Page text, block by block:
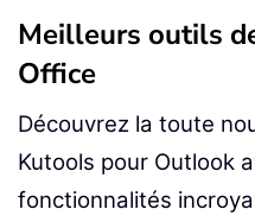
Meilleurs outils
Office
Découvrez la toute
Kutools pour Outlook
fonctionnalités